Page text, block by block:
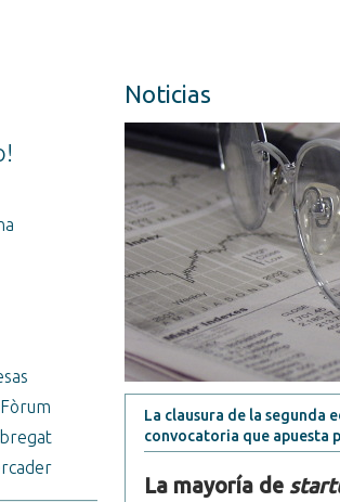
Noticias
La clausura de la segunda
convocatoria que apuesta
La mayoría de